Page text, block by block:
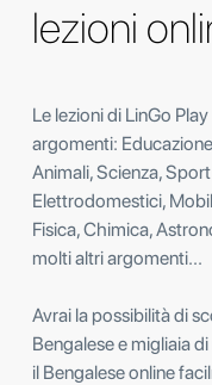
lezioni
Le lezioni di LinGo
argomenti:
Animali, Scienza,
Elettrodomestici,
Fisica, Chimica,
molti altri argomenti...
Avrai la possibilità di
Bengalese e migliaia
il Bengalese online